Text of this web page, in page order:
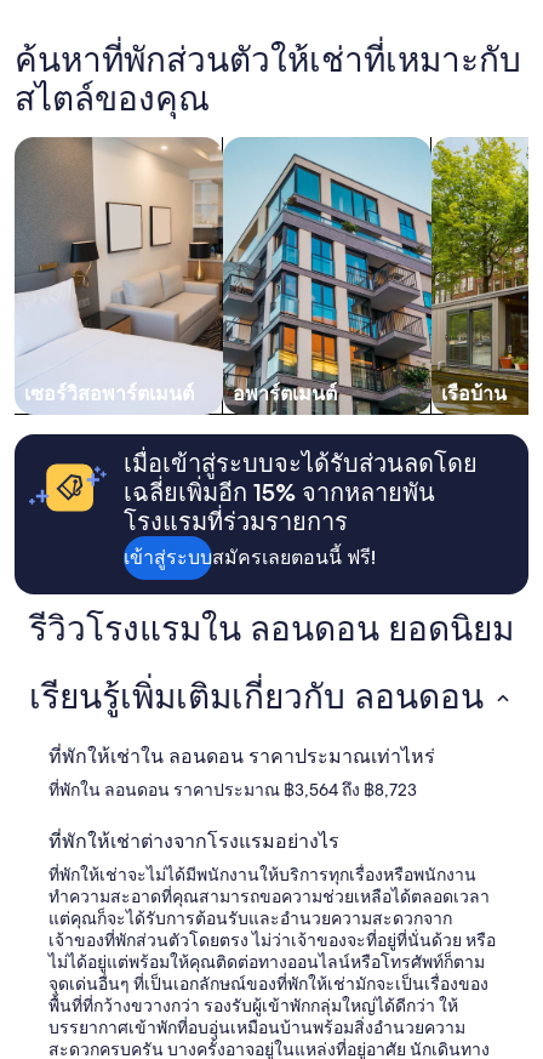
e
s
t
e
o
e
l
"
พบใน
24
ชั่วโมง
ที่
มา
เข้า
2
คน
ราคา
และ
จำนวน
ห้อง
มี
การ
เปลี่ยนแปลง
ข้อ
ค้นหาที่พักส่วนตัวให้เช่าที่เหมาะกับ
สไตล์ของคุณ
เซอร์วิสอพาร์ตเมนต์
ค้นหาเซอร์วิสอพาร์ตเมนต์
อพาร์ตเมนต์
ค้นหาอพาร์ตเมนต์
เรือบ้าน
ค้นหาเรือบ้า
เมื่อเข้าสู่ระบบจะได้รับส่วนลดโดย
เฉลี่ยเพิ่มอีก 15% จากหลายพัน
โรงแรมที่ร่วมรายการ
เข้าสู่ระบบสมัครเลยตอนนี้ ฟรี!
รีวิวโรงแรมใน ลอนดอน ยอดนิยม
เรียนรู้เพิ่มเติมเกี่ยวกับ ลอนดอน
ที่พักให้เช่าใน ลอนดอน ราคาประมาณเท่าไหร่
ที่พักใน ลอนดอน ราคาประมาณ ฿3,564 ถึง ฿8,723
ที่พักให้เช่าต่างจากโรงแรมอย่างไร
ที่พักให้เช่าจะไม่ได้มีพนักงานให้บริการทุกเรื่องหรือพนักงาน
ทำความสะอาดที่คุณสามารถขอความช่วยเหลือได้ตลอดเวลา
แต่คุณก็จะได้รับการต้อนรับและอำนวยความสะดวกจาก
เจ้าของที่พักส่วนตัวโดยตรง ไม่ว่าเจ้าของจะที่อยู่ที่นั่นด้วย หรือ
ไม่ได้อยู่แต่พร้อมให้คุณติดต่อทางออนไลน์หรือโทรศัพท์ก็ตาม
จุดเด่นอื่นๆ ที่เป็นเอกลักษณ์ของที่พักให้เช่ามักจะเป็นเรื่องของ
พื้นที่ที่กว้างขวางกว่า รองรับผู้เข้าพักกลุ่มใหญ่ได้ดีกว่า ให้
บรรยากาศเข้าพักที่อบอุ่นเหมือนบ้านพร้อมสิ่งอำนวยความ
สะดวกครบครัน บางครั้งอาจอยู่ในแหล่งที่อยู่อาศัย นักเดินทาง